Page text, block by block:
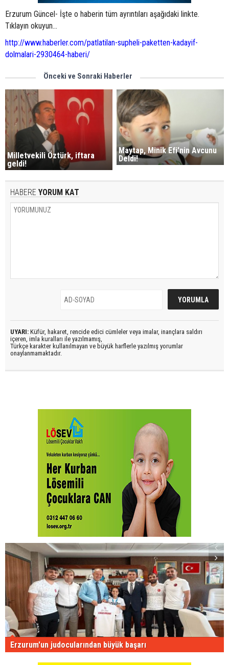
Erzurum Güncel- İşte o haberin tüm ayrıntıları aşağıdaki linkte.
Tıklayın okuyun...
http://www.haberler.com/patlatilan-supheli-paketten-kadayif-
dolmalari-2930464-haberi/
Önceki ve Sonraki Haberler
Milletvekili Öztürk, iftara
geldi!
Maytap, Minik Efi'nin Avcunu
Deldi!
HABERE YORUM KAT
UYARI: Küfür, hakaret, rencide edici cümleler veya imalar, inançlara saldırı
içeren, imla kuralları ile yazılmamış,
Türkçe karakter kullanılmayan ve büyük harflerle yazılmış yorumlar
onaylanmamaktadır.
Erzurum'un judocularından büyük başarı